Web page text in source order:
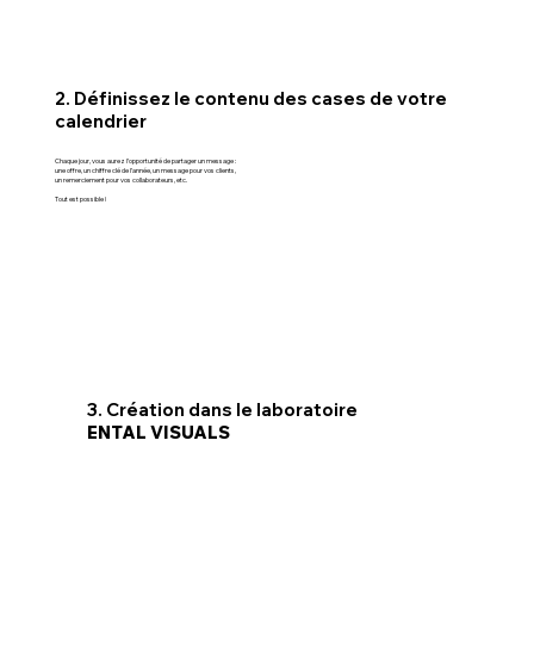
2. Définissez le contenu des cases de votre
calendrier
Chaque jour, vous aurez l’opportunité de partager un message :
une offre, un chiffre clé de l’année, un message pour vos clients,
un remerciement pour vos collaborateurs, etc.
Tout est possible !
3. Création dans le laboratoire
ENTAL VISUALS